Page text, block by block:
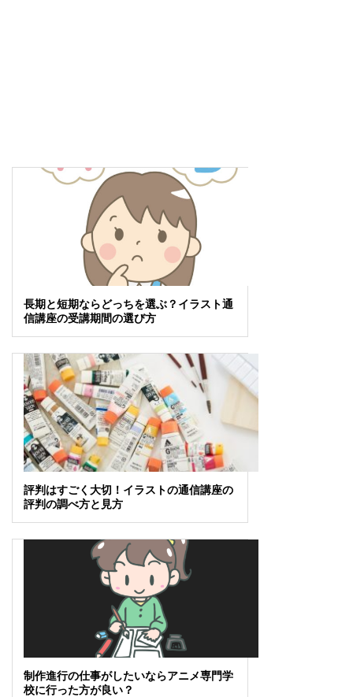
長期と短期ならどっちを選ぶ？イラスト通
信講座の受講期間の選び方
評判はすごく大切！イラストの通信講座の
評判の調べ方と見方
制作進行の仕事がしたいならアニメ専門学
校に行った方が良い？